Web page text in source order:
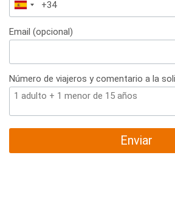
España
+34
Email (opcional)
Número de viajeros y comentario a la
Enviar